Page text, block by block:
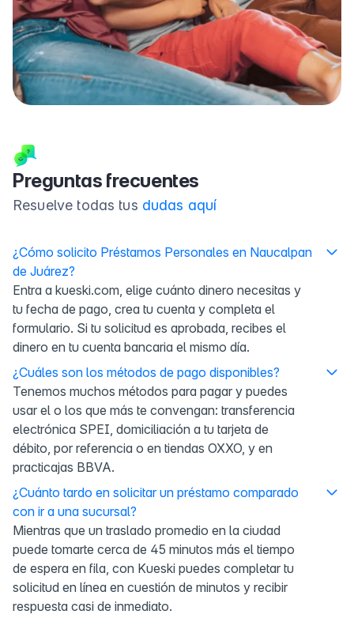
Preguntas frecuentes
Resuelve todas tus dudas aquí
¿Cómo solicito Préstamos Personales en Naucalpan
de Juárez?
Entra a kueski.com, elige cuánto dinero necesitas y
tu fecha de pago, crea tu cuenta y completa el
formulario. Si tu solicitud es aprobada, recibes el
dinero en tu cuenta bancaria el mismo día.
¿Cuáles son los métodos de pago disponibles?
Tenemos muchos métodos para pagar y puedes
usar el o los que más te convengan: transferencia
electrónica SPEI, domiciliación a tu tarjeta de
débito, por referencia o en tiendas OXXO, y en
practicajas BBVA.
¿Cuánto tardo en solicitar un préstamo comparado
con ir a una sucursal?
Mientras que un traslado promedio en la ciudad
puede tomarte cerca de 45 minutos más el tiempo
de espera en fila, con Kueski puedes completar tu
solicitud en línea en cuestión de minutos y recibir
respuesta casi de inmediato.